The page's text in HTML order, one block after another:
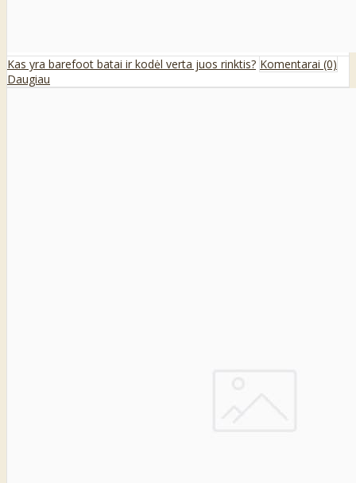
Kas yra barefoot batai ir kodėl verta juos rinktis? Komentarai (0)
Daugiau